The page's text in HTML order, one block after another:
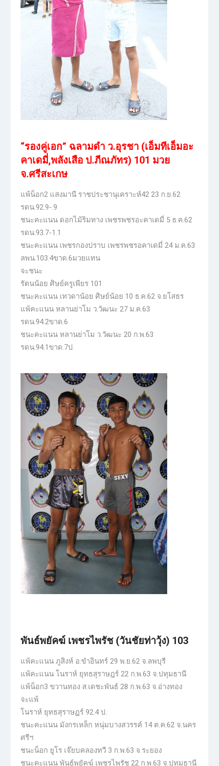
“รองคู่เอก” ฉลามดำ ว.อุรชา (เอ็มทีเอ็มอะ
คาเดมี่,พลังเสือ ป.ภีณภัทร) 101 มวย
จ.ศรีสะเกษ
แพ้น็อก2 แสงมานี ราชประชานุเคราะห์42 23 ก.ย.62
รดน.92.9-.9
ชนะคะแนน ดอกไม้ริมทาง เพชรพชรอะคาเดมี่ 5 ธ.ค.62
รดน.93.7-1.1
ชนะคะแนน เพชรกองปราบ เพชรพชรอคาเดมี่ 24 ม.ค.63
ลพน.103.4ขาด.6มวยแทน
จะชนะ
รัตนน้อย ศิษย์ครูเพียร 101
ชนะคะแนน เทวดาน้อย ศิษย์น้อย 10 ธ.ค.62 จ.ยโสธร
แพ้คะแนน หลานย่าโม ว.วัฒนะ 27 ม.ค.63
รดน.94.2ขาด.6
ชนะคะแนน หลานย่าโม ว.วัฒนะ 20 ก.พ.63
รดน.94.1ขาด.7ป.
พันธ์พยัคฆ์ เพชรไพรัช (วันชัยท่าวุ้ง) 103
แพ้คะแนน ภูสิงห์ อ.ขำอินทร์ 29 พ.ย.62 จ.ลพบุรี
แพ้คะแนน โนราห์ ยุทธสุราษฎร์ 22 ก.พ.63 จ.ปทุมธานี
แพ้น็อก3 ขวานทอง ส.เดชะพันธ์ 28 ก.พ.63 จ.อ่างทอง
จะแพ้
โนราห์ ยุทธสุราษฏร์ 92.4 ป.
ชนะคะแนน มังกรเหล็ก หนุ่มบางสวรรค์ 14 ต.ค.62 จ.นคร
ศรีฯ
ชนะน็อก ยูโร เจ๊ยบคลองทวี 3 ก.พ.63 จ.ระยอง
ชนะคะแนน พันธ์พยัคฆ์ เพชรไพรัช 22 ก.พ.63 จ.ปทุมธานี